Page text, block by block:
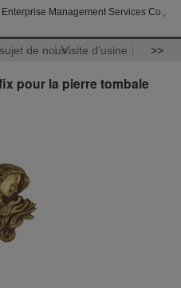
Management Services Co.,
de nousVisite d'usine >>
pour la pierre tombale